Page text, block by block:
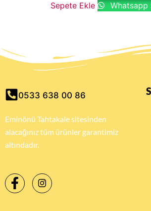
Sepete Ekle Whatsapp
0533 638 00 86
Eminönü Tahtakale sitesinden
alacağınız tüm ürünler garantimiz
altındadır.